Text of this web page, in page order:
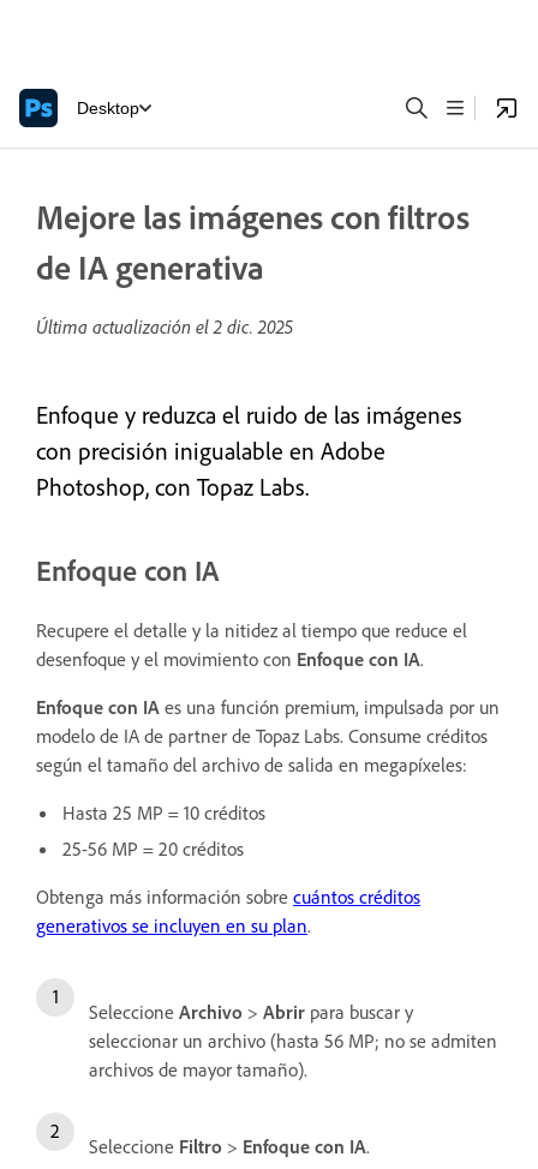
Desktop
Mejore las imágenes con filtros
de IA generativa
Última actualización el2 dic. 2025
Enfoque y reduzca el ruido de las imágenes
con precisión inigualable en Adobe
Photoshop, con Topaz Labs.
Enfoque con IA
Recupere el detalle y la nitidez al tiempo que reduce el
desenfoque y el movimiento con Enfoque con IA.
Enfoque con IA es una función premium, impulsada por un
modelo de IA de partner de Topaz Labs. Consume créditos
según el tamaño del archivo de salida en megapíxeles:
Hasta 25 MP = 10 créditos
25-56 MP = 20 créditos
Obtenga más información sobre cuántos créditos
generativos se incluyen en su plan.
Seleccione Archivo > Abrir para buscar y
seleccionar un archivo (hasta 56 MP; no se admiten
archivos de mayor tamaño).
Seleccione Filtro > Enfoque con IA.